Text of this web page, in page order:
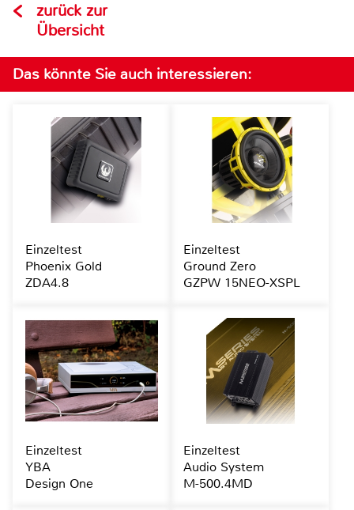
zurück zur
Übersicht
Das könnte Sie auch interessieren:
Einzeltest
Phoenix Gold
ZDA4.8
Einzeltest
Ground Zero
GZPW 15NEO-XSPL
Einzeltest
YBA
Design One
Einzeltest
Audio System
M-500.4MD